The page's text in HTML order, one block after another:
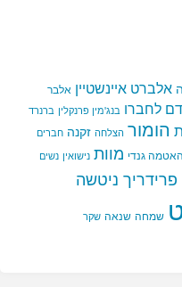
אלברט איינשטיין אלבר
לחברו בנג'מין פרנקלין ברנרד
הומור הצלחה זקנה חברים
גנדי מוות נישואין נשים
פרידריך ניטשה
שמחה שנאה שקר